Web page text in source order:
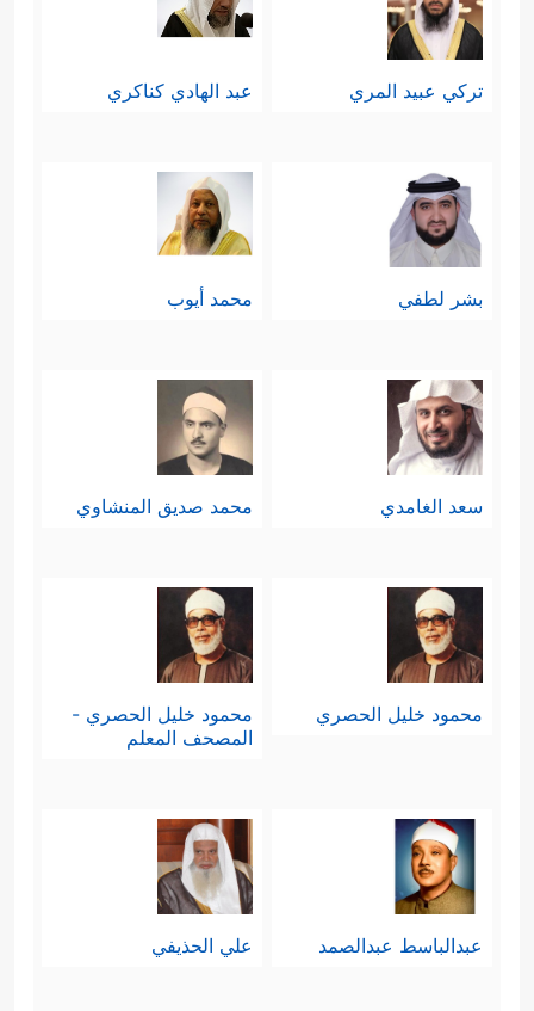
تركي عبيد المري عبد الهادي كناكري
بشر لطفي محمد أيوب
سعد الغامدي محمد صديق المنشاوي
محمود خليل الحصري
محمود خليل الحصري -
المصحف المعلم
عبدالباسط عبدالصمد علي الحذيفي